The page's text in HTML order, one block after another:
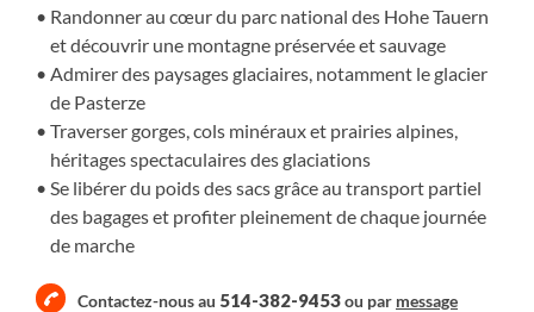
Randonner au cœur du parc national des Hohe Tauern
et découvrir une montagne préservée et sauvage
Admirer des paysages glaciaires, notamment le glacier
de Pasterze
Traverser gorges, cols minéraux et prairies alpines,
héritages spectaculaires des glaciations
Se libérer du poids des sacs grâce au transport partiel
des bagages et profiter pleinement de chaque journée
de marche
Contactez-nous au 514-382-9453ou par message